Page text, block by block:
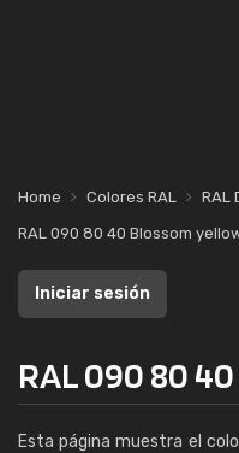
Home Colores RAL RAL
RAL 090 80 40 Blossom
Iniciar sesión
RAL 090 80
Esta página muestra el